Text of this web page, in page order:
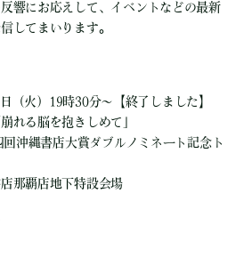
響にお応えして、イベントなどの最新
してまいります。
（火）19時30分～【終了しました】
れる脳を抱きしめて」
沖縄書店大賞ダブルノミネート記念ト
那覇店地下特設会場